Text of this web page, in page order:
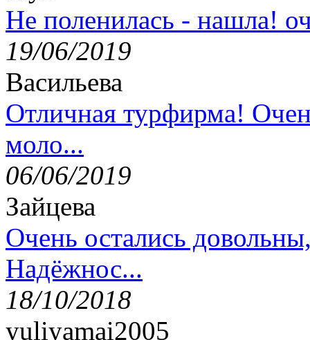
Не поленилась - нашла!
19/06/2019
Васильева
Отличная турфирма!
моло...
06/06/2019
Зайцева
Очень остались
Надёжнос...
18/10/2018
yuliyamai2005